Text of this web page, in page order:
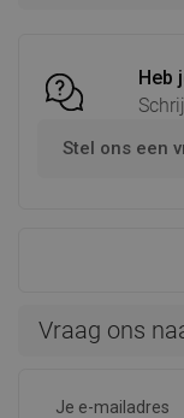
Heb
Stel ons een
Vraag ons